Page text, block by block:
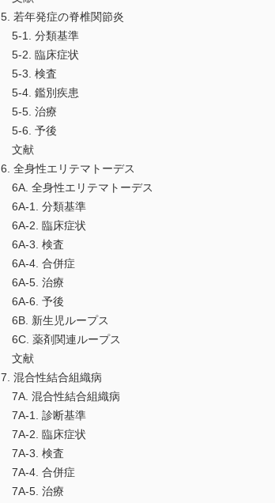
5. 若年発症の脊椎関節炎
5-1. 分類基準
5-2. 臨床症状
5-3. 検査
5-4. 鑑別疾患
5-5. 治療
5-6. 予後
文献
6. 全身性エリテマトーデス
6A. 全身性エリテマトーデス
6A-1. 分類基準
6A-2. 臨床症状
6A-3. 検査
6A-4. 合併症
6A-5. 治療
6A-6. 予後
6B. 新生児ループス
6C. 薬剤関連ループス
文献
7. 混合性結合組織病
7A. 混合性結合組織病
7A-1. 診断基準
7A-2. 臨床症状
7A-3. 検査
7A-4. 合併症
7A-5. 治療